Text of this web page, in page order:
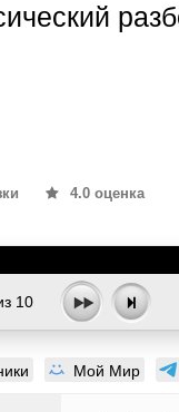
4.0 оценка
10
Мой Мир